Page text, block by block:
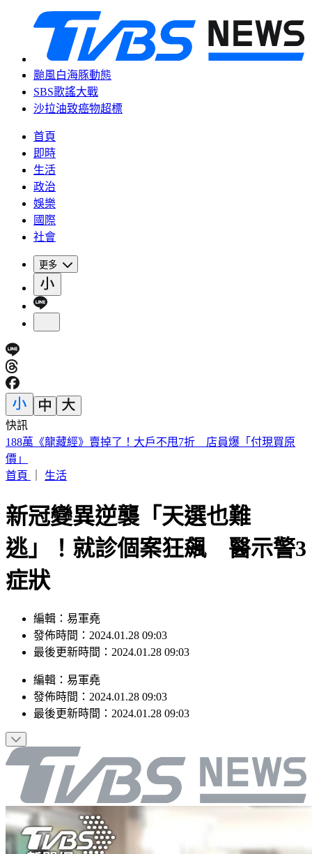
颱風白海豚動態
SBS歌謠大戰
沙拉油致癌物超標
首頁
即時
生活
政治
娛樂
國際
社會
更多
快訊
美股開盤／聯準會升息疑慮意外減緩！標普、那指「雙開高」
首頁
新冠變異逆襲「天選也難
逃」！就診個案狂飆 醫示警3
症狀
發佈時間：2024.01.28 09:03
最後更新時間：2024.01.28 09:03
發佈時間：2024.01.28 09:03
最後更新時間：2024.01.28 09:03